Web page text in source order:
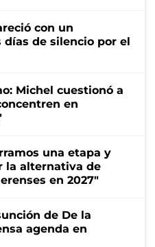
con un
de silencio por el
Michel cuestionó a
en
una etapa y
la alternativa de
en 2027"
de De la
agenda en